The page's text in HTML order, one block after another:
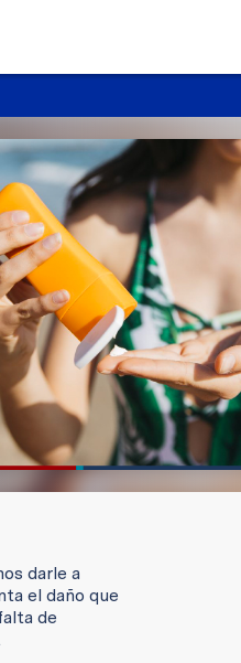
darle a
el daño que
de